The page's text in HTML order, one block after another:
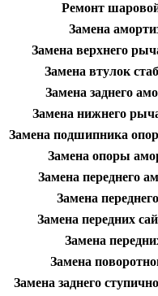
Ремонт
Замена
Замена верхнего
Замена втулок
Замена заднего
Замена нижнего
Замена подшипника
Замена опоры
Замена переднего
Замена
Замена передних
Замена
Замена
Замена заднего